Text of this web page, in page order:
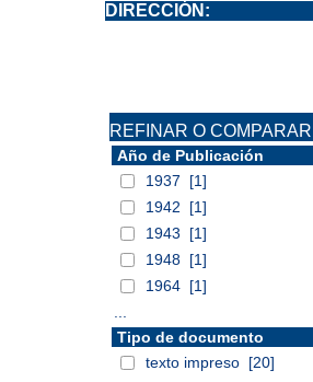
DIRECCIÓN:
REFINAR O COMPARAR
Año de Publicación
1937
[1]
1942
[1]
1943
[1]
1948 [1]
1964 [1]
Tipo de documento
texto impreso [20]